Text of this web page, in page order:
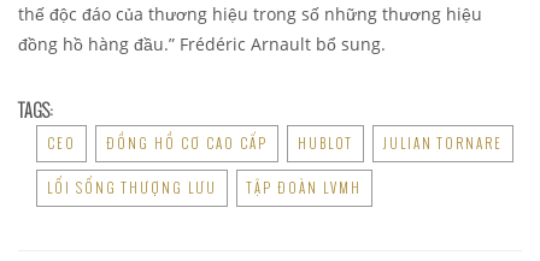
thế độc đáo của thương hiệu trong số những thương hiệu
đồng hồ hàng đầu.” Frédéric Arnault bổ sung.
TAGS:
CEO ĐỒNG HỒ CƠ CAO CẤP HUBLOT JULIAN TORNARE
LỐI SỐNG THƯỢNG LƯU TẬP ĐOÀN LVMH